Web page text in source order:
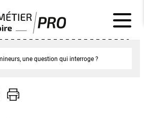
une question qui interroge ?